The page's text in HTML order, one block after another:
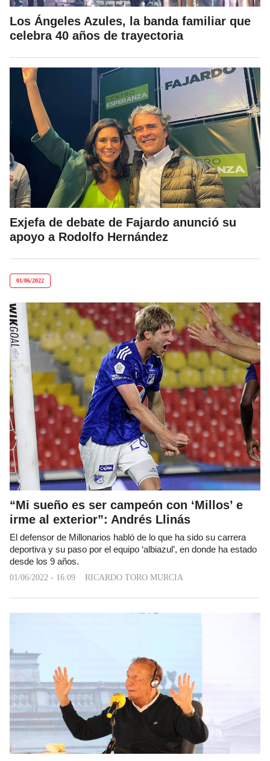
Los Ángeles Azules, la banda familiar que
celebra 40 años de trayectoria
Exjefa de debate de Fajardo anunció su
apoyo a Rodolfo Hernández
01/06/2022
“Mi sueño es ser campeón con ‘Millos’ e
irme al exterior”: Andrés Llinás
El defensor de Millonarios habló de lo que ha sido su carrera
deportiva y su paso por el equipo ‘albiazul’, en donde ha estado
desde los 9 años.
01/06/2022 - 16:09 RICARDO TORO MURCIA